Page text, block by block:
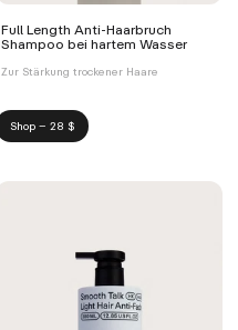
Full Length Anti-Haarbruch
Shampoo bei hartem Wasser
Zur Stärkung trockener Haare
Shop – 28 $